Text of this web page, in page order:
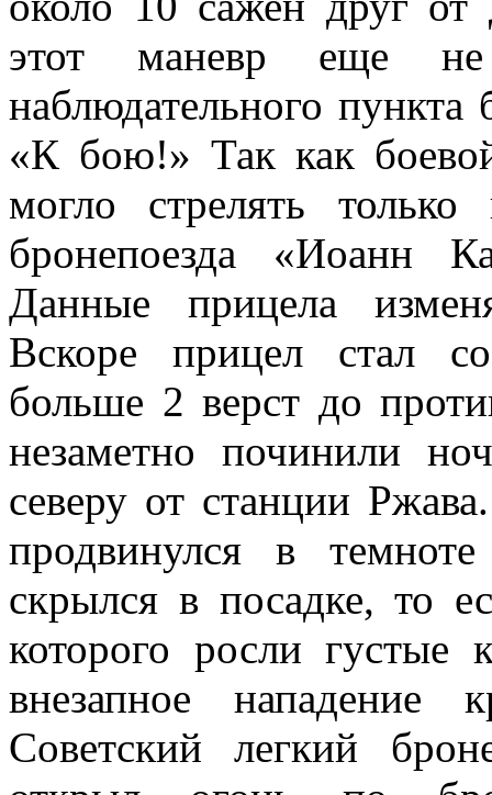
этот маневр еще
наблюдательного
«К бою!» Так как
могло стрелять
бронепоезда «Иоанн
Данные прицела
Вскоре прицел стал
больше 2 верст до
незаметно починили
северу от станции
продвинулся в
скрылся в посадке, то
которого росли густые
внезапное
Советский легкий